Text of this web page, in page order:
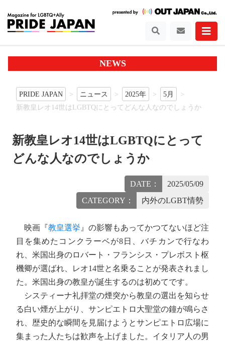
NEWS
PRIDE JAPAN ニュース 2025年
5月
新教皇レオ14世はLGBTQにとってどんな人なのでしょうか
新教皇レオ14世はLGBTQにとって
どんな人なのでしょうか
DATE：
2025/05/09
CATEGORY：
内外のLGBT情勢
映画『教皇選挙 』の影響もあってかつてないほど注
目を集めたコンクラーベが8日、バチカンで行なわ
れ、米国出身のロバート・フランシス・プレボスト枢
機卿が選ばれ、レオ14世と名乗ることが発表されまし
た。米国出身の教皇が誕生するのは初めてです。
システィーナ礼拝堂の煙突から教皇の選出を知らせ
る白い煙が上がり、サンピエトロ大聖堂の鐘が鳴らさ
れ、歴史的な瞬間を見届けようとサンピエトロ広場に
集まった人たちは歓声を上げました。イタリア人の男